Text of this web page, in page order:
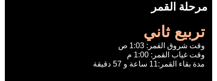
مرحلة القمر
تربيع ثاني
وقت شروق القمر: 1:03 ص
وقت غياب القمر: 1:00 م
مدة بقاء القمر:11 ساعة و 57 دقيقة